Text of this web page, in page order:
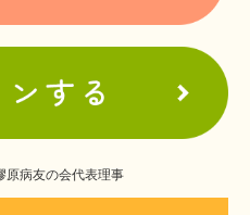
原病友の会代表理事